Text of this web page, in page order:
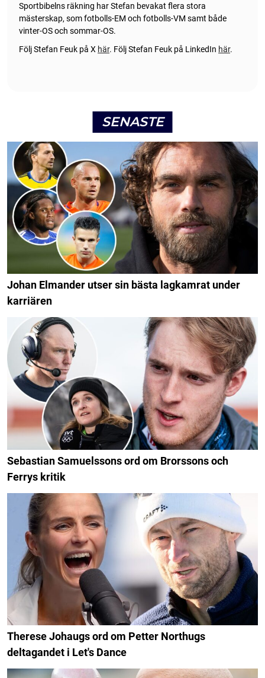
Sportbibelns räkning har Stefan bevakat flera stora
mästerskap, som fotbolls-EM och fotbolls-VM samt både
vinter-OS och sommar-OS.
Följ Stefan Feuk på X här. Följ Stefan Feuk på LinkedIn här.
SENASTE
Johan Elmander utser sin bästa lagkamrat under
karriären
Sebastian Samuelssons ord om Brorssons och
Ferrys kritik
Therese Johaugs ord om Petter Northugs
deltagandet i Let's Dance